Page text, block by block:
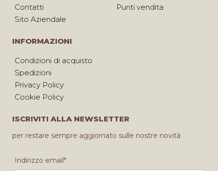
Contatti
Sito Aziendale
Punti vendita
INFORMAZIONI
Condizioni di acquisto
Spedizioni
Privacy Policy
Cookie Policy
ISCRIVITI ALLA NEWSLETTER
per restare sempre aggiornato sulle nostre novità
Indirizzo email*